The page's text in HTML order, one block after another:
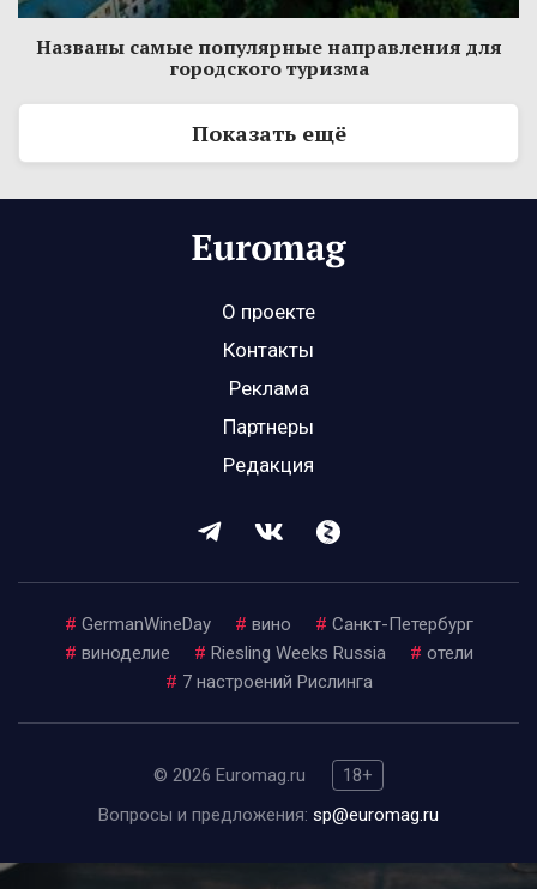
Названы самые популярные направления для
городского туризма
Показать ещё
О проекте
Контакты
Реклама
Партнеры
Редакция
# GermanWineDay # вино # Санкт-Петербург
# виноделие # Riesling Weeks Russia # отели
# 7 настроений Рислинга
© 2026 Euromag.ru
18+
Вопросы и предложения: sp@euromag.ru